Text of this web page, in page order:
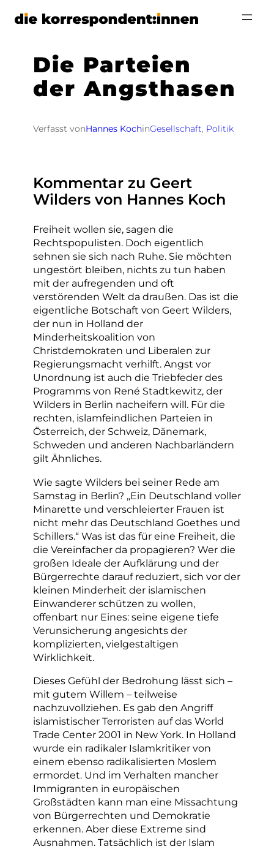
Zum
Die Parteien
der Angsthasen
Verfasst vonHannes KochinGesellschaft, Politik
Kommentar zu Geert
Wilders von Hannes Koch
Freiheit wollen sie, sagen die
Rechtspopulisten. Doch eigentlich
sehnen sie sich nach Ruhe. Sie möchten
ungestört bleiben, nichts zu tun haben
mit der aufregenden und oft
verstörenden Welt da draußen. Das ist die
eigentliche Botschaft von Geert Wilders,
der nun in Holland der
Minderheitskoalition von
Christdemokraten und Liberalen zur
Regierungsmacht verhilft. Angst vor
Unordnung ist auch die Triebfeder des
Programms von René Stadtkewitz, der
Wilders in Berlin nacheifern will. Für die
rechten, islamfeindlichen Parteien in
Österreich, der Schweiz, Dänemark,
Schweden und anderen Nachbarländern
gilt Ähnliches.
Wie sagte Wilders bei seiner Rede am
Samstag in Berlin? „Ein Deutschland voller
Minarette und verschleierter Frauen ist
nicht mehr das Deutschland Goethes und
Schillers.“ Was ist das für eine Freiheit, die
die Vereinfacher da propagieren? Wer die
großen Ideale der Aufklärung und der
Bürgerrechte darauf reduziert, sich vor der
kleinen Minderheit der islamischen
Einwanderer schützen zu wollen,
offenbart nur Eines: seine eigene tiefe
Verunsicherung angesichts der
komplizierten, vielgestaltigen
Wirklichkeit.
Dieses Gefühl der Bedrohung lässt sich –
mit gutem Willem – teilweise
nachzuvollziehen. Es gab den Angriff
islamistischer Terroristen auf das World
Trade Center 2001 in New York. In Holland
wurde ein radikaler Islamkritiker von
einem ebenso radikalisierten Moslem
ermordet. Und im Verhalten mancher
Immigranten in europäischen
Großstädten kann man eine Missachtung
von Bürgerrechten und Demokratie
erkennen. Aber diese Extreme sind
Ausnahmen. Tatsächlich ist der Islam